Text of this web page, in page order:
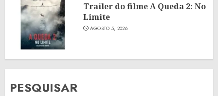
Trailer do filme A Queda 2: No
Limite
AGOSTO 5, 2026
PESQUISAR